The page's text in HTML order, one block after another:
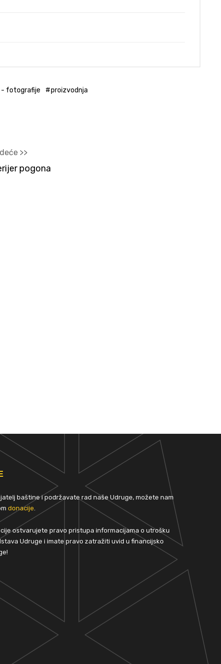
- fotografije proizvodnja
>>
pogona
baštine i podržavate rad naše Udruge, možete nam
donacije.
ostvarujete pravo pristupa informacijama o utrošku
Udruge i imate pravo zatražiti uvid u financijsko